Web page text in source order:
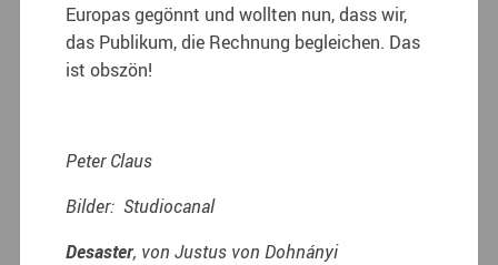
Europas gegönnt und wollten nun, dass wir,
das Publikum, die Rechnung begleichen. Das
ist obszön!
Peter Claus
Bilder: Studiocanal
Desaster, von Justus von Dohnányi